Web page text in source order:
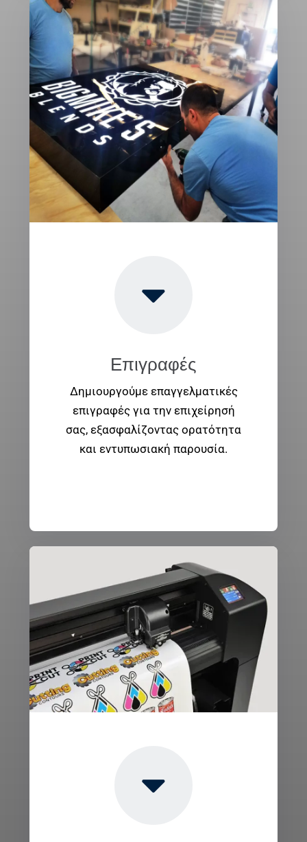
Επιγραφές
Δημιουργούμε επαγγελματικές
επιγραφές για την επιχείρησή
σας, εξασφαλίζοντας ορατότητα
και εντυπωσιακή παρουσία.